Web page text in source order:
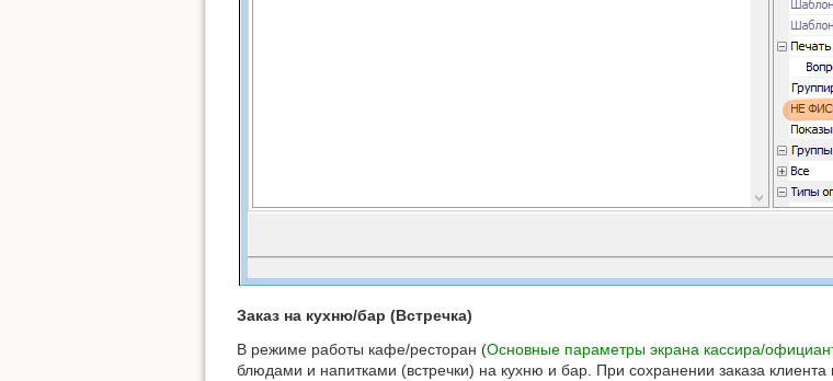
Заказ на кухню/бар (Встречка)
В режиме работы кафе/ресторан (Основные параметры экрана кассира/
блюдами и напитками (встречки) на кухню и бар. При сохранении заказа